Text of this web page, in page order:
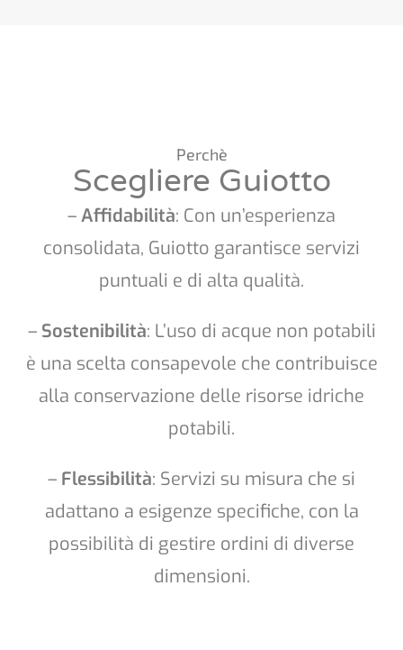
Perchè
Scegliere Guiotto
–Affidabilità: Con un’esperienza
consolidata, Guiotto garantisce servizi
puntuali e di alta qualità.
– Sostenibilità: L’uso di acque non potabili
è una scelta consapevole che contribuisce
alla conservazione delle risorse idriche
potabili.
– Flessibilità: Servizi su misura che si
adattano a esigenze specifiche, con la
possibilità di gestire ordini di diverse
dimensioni.